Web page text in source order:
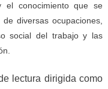
el conocimiento que se
diversas ocupaciones,
social del trabajo y las
lectura dirigida como